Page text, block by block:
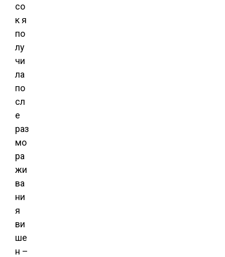
со
к я
по
лу
чи
ла
по
сл
е
раз
мо
ра
жи
ва
ни
я
ви
ше
н –